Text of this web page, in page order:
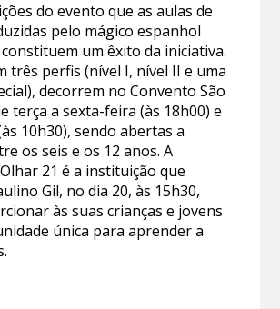
do evento que as aulas de
pelo mágico espanhol
um êxito da iniciativa.
três perfis (nível I, nível II e uma
decorrem no Convento São
terça a sexta-feira (às 18h00) e
10h30), sendo abertas a
os seis e os 12 anos. A
21 é a instituição que
Gil, no dia 20, às 15h30,
às suas crianças e jovens
única para aprender a